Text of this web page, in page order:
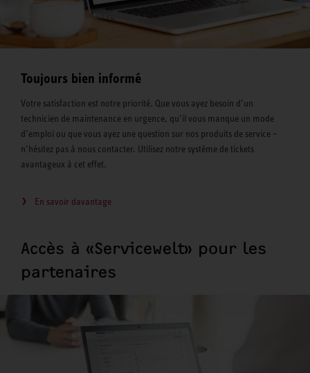
Toujours bien informé
Votre satisfaction est notre priorité. Que vous ayez besoin d’un
technicien de maintenance en urgence, qu’il vous manque un mode
d’emploi ou que vous ayez une question sur nos produits de service –
n’hésitez pas à nous contacter. Utilisez notre système de tickets
avantageux à cet effet.
En savoir davantage
Accès à «Servicewelt» pour les
partenaires